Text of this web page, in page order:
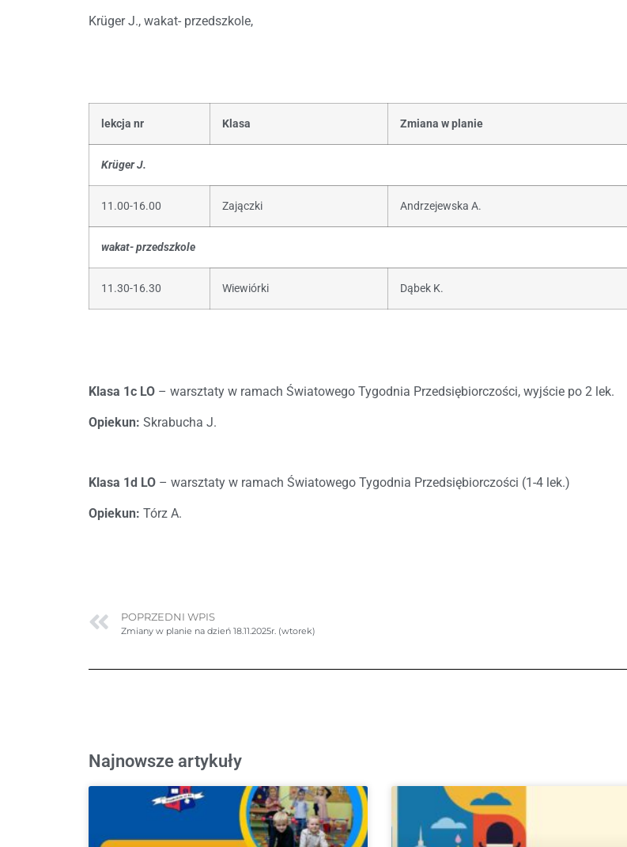
Krüger J., wakat- przedszkole,
lekcja nr Klasa Zmiana w planie
Krüger J.
11.00-16.00 Zajączki Andrzejewska A.
wakat- przedszkole
11.30-16.30 Wiewiórki Dąbek K.
Klasa 1c LO – warsztaty w ramach Światowego Tygodnia Przedsiębiorczości, wyjście po 2 lek.
Opiekun: Skrabucha J.
Klasa 1d LO – warsztaty w ramach Światowego Tygodnia Przedsiębiorczości (1-4 lek.)
Opiekun: Tórz A.
POPRZEDNI WPIS
Zmiany w planie na dzień 18.11.2025r. (wtorek)
Najnowsze artykuły